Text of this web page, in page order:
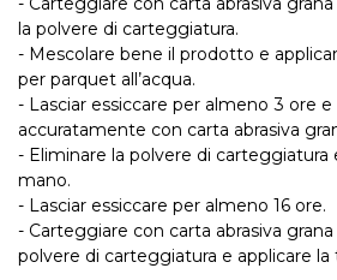
la polvere di carteggiatura.
- Mescolare bene il prodotto e
per parquet all’acqua.
- Lasciar essiccare per almeno 3 ore
accuratamente con carta abrasiva
- Eliminare la polvere di carteggiatura
mano.
- Lasciar essiccare per almeno 16 ore.
- Carteggiare con carta abrasiva
polvere di carteggiatura e applicare la